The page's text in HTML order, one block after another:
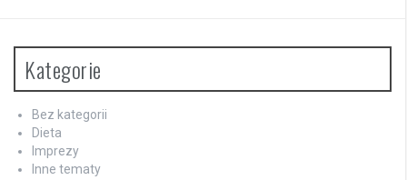
Kategorie
Bez kategorii
Dieta
Imprezy
Inne tematy